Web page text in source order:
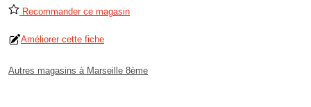
Recommander ce magasin
Améliorer cette fiche
Autres magasins à Marseille 8ème